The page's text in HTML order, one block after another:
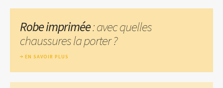
Robe imprimée: avec quelles
chaussures la porter ?
EN SAVOIR PLUS